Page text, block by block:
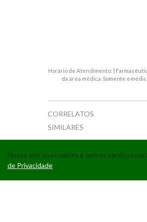
Nosso site usa cookies e outros serviços
de Privacidade
Horário de Atendimento: |
da área médica. Somente o
CORRELATOS
SIMILARES